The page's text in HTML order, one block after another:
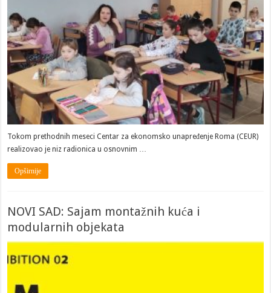
Tokom prethodnih meseci Centar za ekonomsko unapređenje Roma (CEUR)
realizovao je niz radionica u osnovnim …
Opširnije
NOVI SAD: Sajam montažnih kuća i
modularnih objekata